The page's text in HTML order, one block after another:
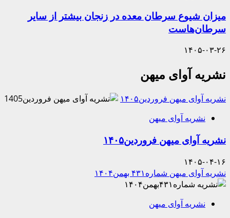
میزان شیوع سرطان معده در زنجان بیشتر از سایر
سرطان‌هاست
۱۴۰۵-۰۳-۲۶
نشریه آوای میهن
نشریه آوای میهن فروردین۱۴۰۵
نشریه آوای میهن
نشریه آوای میهن فروردین۱۴۰۵
۱۴۰۵-۰۴-۱۶
نشریه آوای میهن شماره۴۳۱ بهمن۱۴۰۴
نشریه آوای میهن